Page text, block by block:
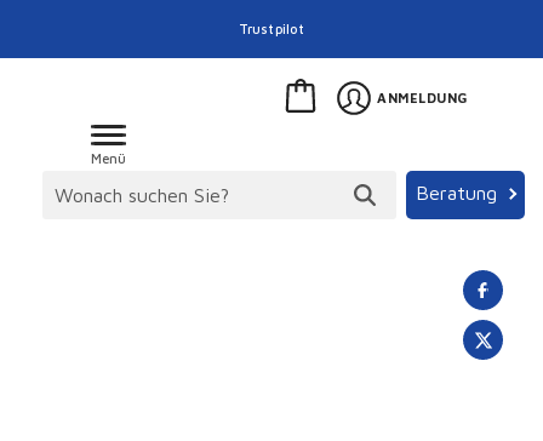
Trustpilot
Menü
Beratung
ANMELDUNG